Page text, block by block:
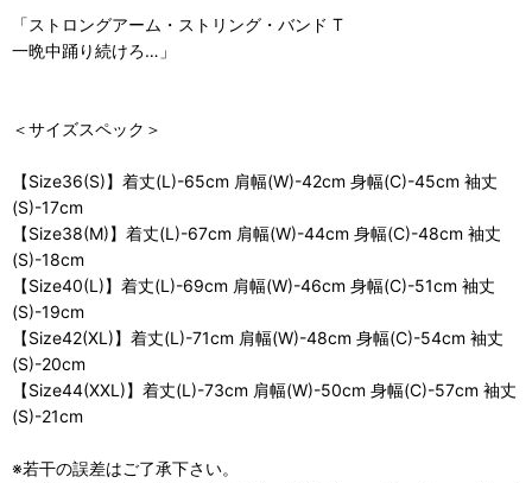
「ストロングアーム・ストリング・バンド T
一晩中踊り続けろ…」
＜サイズスペック＞
【Size36(S)】着丈(L)-65cm 肩幅(W)-42cm 身幅(C)-45cm 袖丈
(S)-17cm
【Size38(M)】着丈(L)-67cm 肩幅(W)-44cm 身幅(C)-48cm 袖丈
(S)-18cm
【Size40(L)】着丈(L)-69cm 肩幅(W)-46cm 身幅(C)-51cm 袖丈
(S)-19cm
【Size42(XL)】着丈(L)-71cm 肩幅(W)-48cm 身幅(C)-54cm 袖丈
(S)-20cm
【Size44(XXL)】着丈(L)-73cm 肩幅(W)-50cm 身幅(C)-57cm 袖丈
(S)-21cm
※若干の誤差はご了承下さい。